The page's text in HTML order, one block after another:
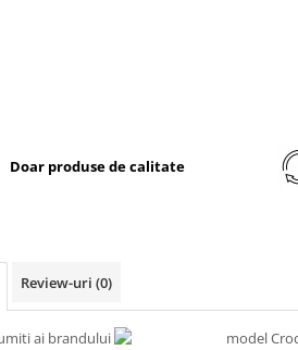
Doar produse de calitate
Review-uri (0)
ai brandului model